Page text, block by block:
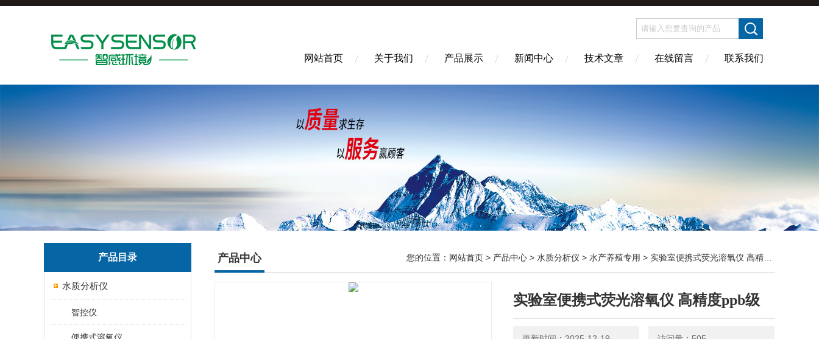
网站首页 关于我们 产品展示 新闻中心 技术文章 在线留言 联系我们
产品目录
水质分析仪
智控仪
产品中心 您的位置： 网站首页 > 产品中心 > 水质分析仪 > 水产养殖专用 > 实验室便携式荧光溶氧仪 高精度ppb级
实验室便携式荧光溶氧仪 高精度ppb级